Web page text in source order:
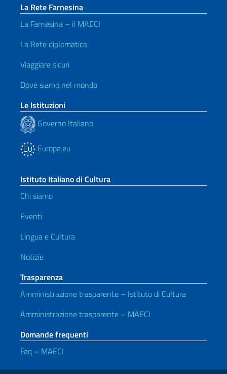
La Rete Farnesina
La Farnesina – il MAECI
La Rete diplomatica
Viaggiare sicuri
Dove siamo nel mondo
Le Istituzioni
Governo Italiano
Europa.eu
Istituto Italiano di Cultura
Chi siamo
Eventi
Lingua e Cultura
Notizie
Trasparenza
Amministrazione trasparente – Istituto di Cultura
Amministrazione trasparente – MAECI
Domande frequenti
Faq – MAECI